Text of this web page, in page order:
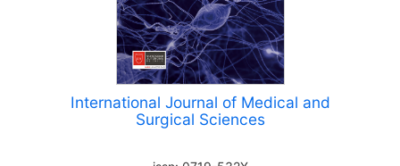
International Journal of Medical and
Surgical Sciences